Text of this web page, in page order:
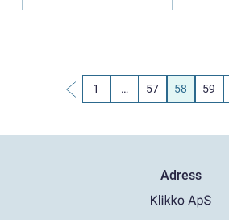
1 … 57 58 59
Adress